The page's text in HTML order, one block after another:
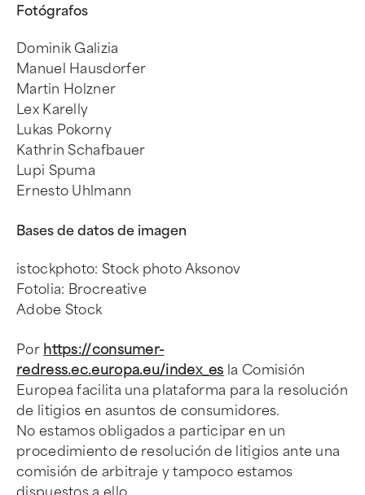
Fotógrafos
Dominik Galizia
Manuel Hausdorfer
Martin Holzner
Lex Karelly
Lukas Pokorny
Kathrin Schafbauer
Lupi Spuma
Ernesto Uhlmann
Bases de datos de imagen
istockphoto: Stock photo Aksonov
Fotolia: Brocreative
Adobe Stock
Por https://consumer-
redress.ec.europa.eu/index_es la Comisión
Europea facilita una plataforma para la resolución
de litigios en asuntos de consumidores.
No estamos obligados a participar en un
procedimiento de resolución de litigios ante una
comisión de arbitraje y tampoco estamos